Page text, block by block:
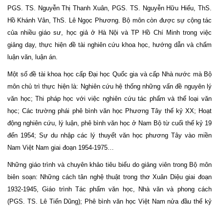
PGS. TS. Nguyễn Thị Thanh Xuân, PGS. TS. Nguyễn Hữu Hiếu, ThS.
Hồ Khánh Vân, ThS. Lê Ngọc Phương. Bộ môn còn được sự cộng tác
của nhiều giáo sư, học giả ở Hà Nội và TP Hồ Chí Minh trong việc
giảng dạy, thực hiện đề tài nghiên cứu khoa học, hướng dẫn và chấm
luận văn, luận án.
Một số đề tài khoa học cấp Đại học Quốc gia và cấp Nhà nước mà Bộ
môn chủ trì thực hiện là: Nghiên cứu hệ thống những vấn đề nguyên lý
văn học; Thi pháp học với việc nghiên cứu tác phẩm và thể loại văn
học; Các trường phái phê bình văn học Phương Tây thế kỷ XX; Hoạt
động nghiên cứu, lý luận, phê bình văn học ở Nam Bộ từ cuối thế kỷ 19
đến 1954; Sự du nhập các lý thuyết văn học phương Tây vào miền
Nam Việt Nam giai đoạn 1954-1975…
Những giáo trình và chuyên khảo tiêu biểu do giảng viên trong Bộ môn
biên soạn: Những cách tân nghệ thuật trong thơ Xuân Diệu giai đoạn
1932-1945, Giáo trình Tác phẩm văn học, Nhà văn và phong cách
(PGS. TS. Lê Tiến Dũng); Phê bình văn học Việt Nam nửa đầu thế kỷ